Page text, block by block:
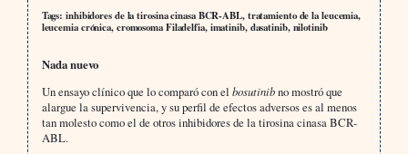
Tags: inhibidores de la tirosina cinasa BCR-ABL, tratamiento de la leucemia,
leucemia crónica, cromosoma Filadelfia, imatinib, dasatinib, nilotinib
Nada nuevo
Un ensayo clínico que lo comparó con el bosutinibno mostró que
alargue la supervivencia, y su perfil de efectos adversos es al menos
tan molesto como el de otros inhibidores de la tirosina cinasa BCR-
ABL.